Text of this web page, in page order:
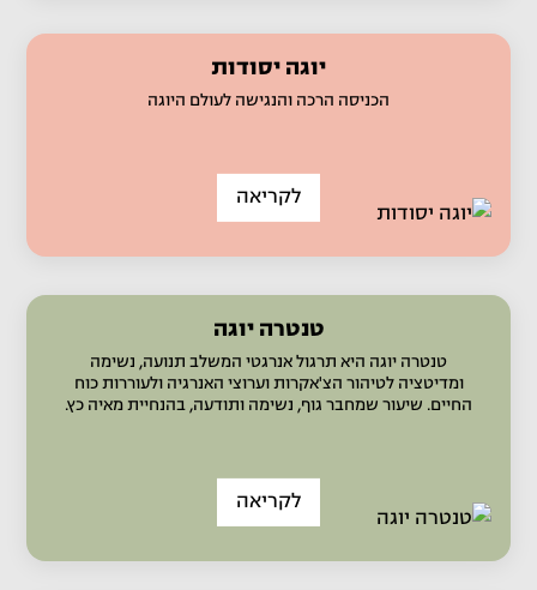
יוגה יסודות
הכניסה הרכה והנגישה לעולם היוגה
לקריאה
טנטרה יוגה
טנטרה יוגה היא תרגול אנרגטי המשלב תנועה, נשימה
ומדיטציה לטיהור הצ'אקרות וערוצי האנרגיה ולעוררות כוח
החיים. שיעור שמחבר גוף, נשימה ותודעה, בהנחיית מאיה כץ.
לקריאה